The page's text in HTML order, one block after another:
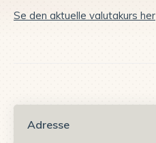
Se den aktuelle valutakurs her
Adresse